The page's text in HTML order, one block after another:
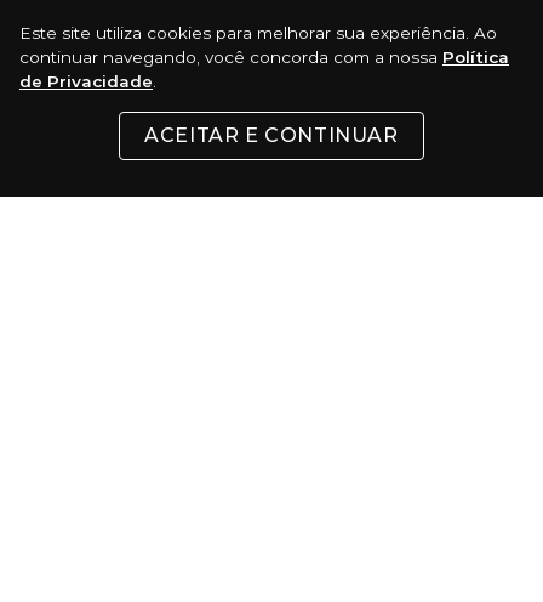
Este site utiliza cookies para melhorar sua experiência. Ao
continuar navegando, você concorda com a nossa Política
de Privacidade
ACEITAR E CONTINUAR